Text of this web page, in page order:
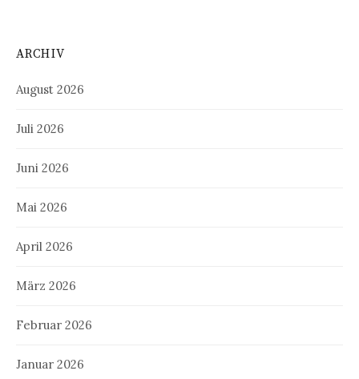
ARCHIV
August 2026
Juli 2026
Juni 2026
Mai 2026
April 2026
März 2026
Februar 2026
Januar 2026